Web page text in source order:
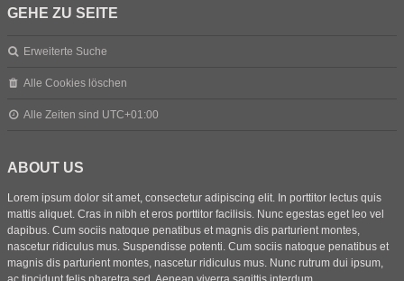
GEHE ZU SEITE
Erweiterte Suche
Alle Cookies löschen
Alle Zeiten sind UTC+01:00
ABOUT US
Lorem ipsum dolor sit amet, consectetur adipiscing elit. In porttitor lectus quis
mattis aliquet. Cras in nibh et eros porttitor facilisis. Nunc egestas eget leo vel
dapibus. Cum sociis natoque penatibus et magnis dis parturient montes,
nascetur ridiculus mus. Suspendisse potenti. Cum sociis natoque penatibus et
magnis dis parturient montes, nascetur ridiculus mus. Nunc rutrum dui ipsum,